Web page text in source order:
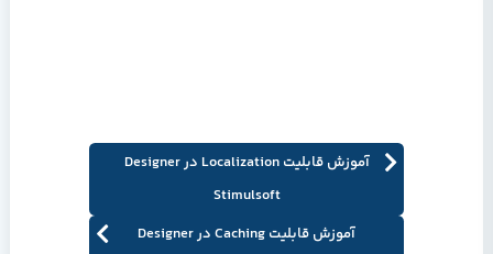
آموزش قابلیت Localization در Designer
Stimulsoft
آموزش قابلیت Caching در Designer